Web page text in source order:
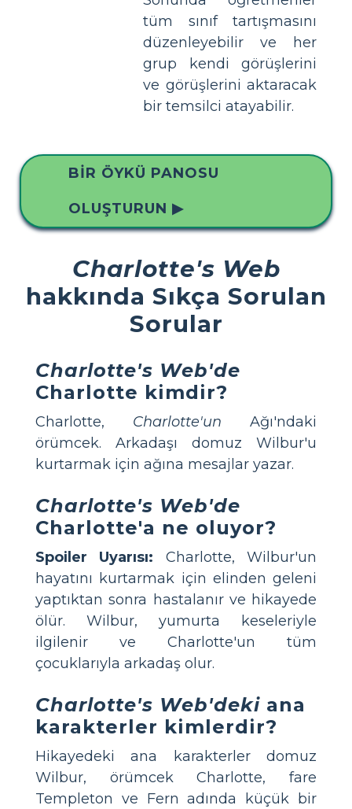
tüm sınıf tartışmasını
düzenleyebilir ve her
grup kendi görüşlerini
ve görüşlerini aktaracak
bir temsilci atayabilir.
BIR ÖYKÜ PANOSU
OLUŞTURUN ▶
Charlotte's Web
hakkında Sıkça Sorulan
Sorular
Charlotte's Web'de
Charlotte kimdir?
Charlotte, Charlotte'un Ağı'ndaki
örümcek. Arkadaşı domuz Wilbur'u
kurtarmak için ağına mesajlar yazar.
Charlotte's Web'de
Charlotte'a ne oluyor?
Spoiler Uyarısı: Charlotte, Wilbur'un
hayatını kurtarmak için elinden geleni
yaptıktan sonra hastalanır ve hikayede
ölür. Wilbur, yumurta keseleriyle
ilgilenir ve Charlotte'un tüm
çocuklarıyla arkadaş olur.
Charlotte's Web'deki ana
karakterler kimlerdir?
Hikayedeki ana karakterler domuz
Wilbur, örümcek Charlotte, fare
Templeton ve Fern adında küçük bir